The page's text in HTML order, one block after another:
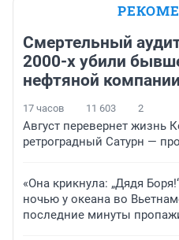
Смертельный
2000-х убили
нефтяной
17 часов 11 603 2
Август перевернет жизнь
ретроградный Сатурн —
«Она крикнула: „Дядя
ночью у океана во
последние минуты